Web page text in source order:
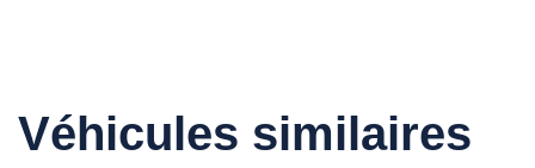
Véhicules similaires